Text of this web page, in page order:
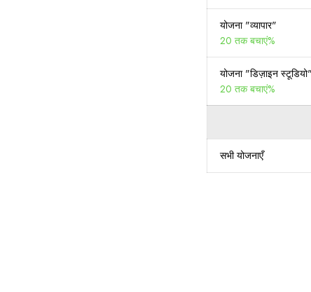
योजना "व्यापार"
20 तक बचाएं%
योजना "डिज़ाइन स्टूडियो"
20 तक बचाएं%
सभी योजनाएँ